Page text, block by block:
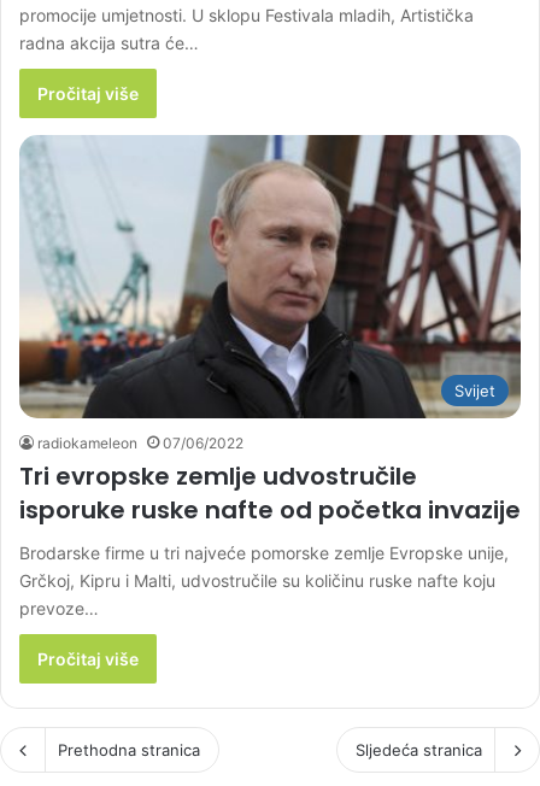
promocije umjetnosti. U sklopu Festivala mladih, Artistička
radna akcija sutra će…
Pročitaj više
Svijet
radiokameleon 07/06/2022
Tri evropske zemlje udvostručile
isporuke ruske nafte od početka invazije
Brodarske firme u tri najveće pomorske zemlje Evropske unije,
Grčkoj, Kipru i Malti, udvostručile su količinu ruske nafte koju
prevoze…
Pročitaj više
Prethodna stranica Sljedeća stranica